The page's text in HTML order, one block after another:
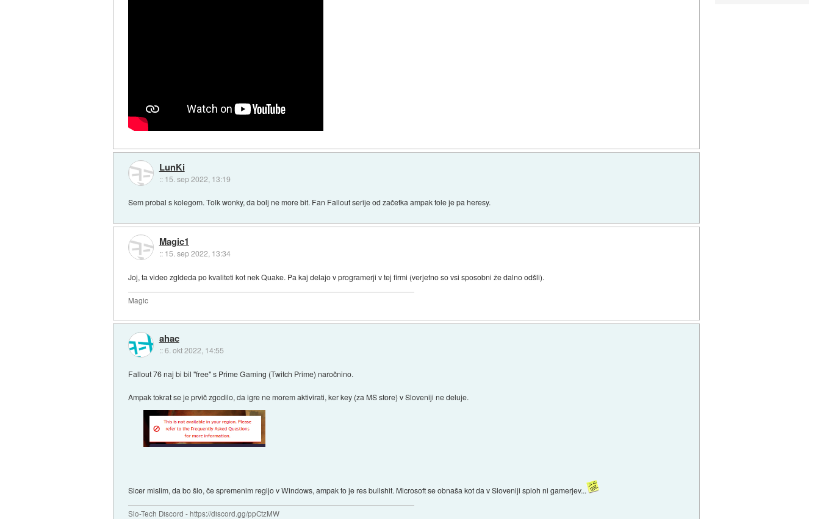
LunKi
:: 15. sep 2022, 13:19
Sem probal s kolegom. Tolk wonky, da bolj ne more bit. Fan Fallout serije od začetka ampak tole je pa heresy.
Magic1
:: 15. sep 2022, 13:34
Joj, ta video zgldeda po kvaliteti kot nek Quake. Pa kaj delajo v programerji v tej firmi (verjetno so vsi sposobni že dalno odšli).
Magic
ahac
::6. okt 2022, 14:55
Fallout 76 naj bi bil "free" s Prime Gaming (Twitch Prime) naročnino.
Ampak tokrat se je prvič zgodilo, da igre ne morem aktivirati, ker key (za MS store) v Sloveniji ne deluje.
Sicer mislim, da bo šlo, če spremenim regijo v Windows, ampak to je res bullshit. Microsoft se obnaša kot da v Sloveniji sploh ni gamerjev...
Slo-Tech Discord - https://discord.gg/ppCtzMW